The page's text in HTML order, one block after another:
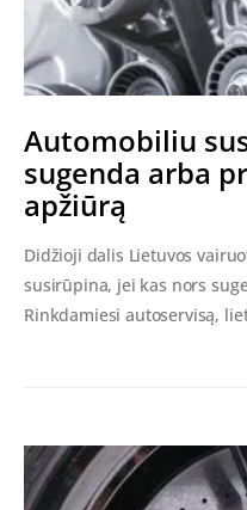
Automobiliu
sugenda arba
apžiūrą
Didžioji dalis Lietuvos
susirūpina, jei kas nors
Rinkdamiesi autoservisą,